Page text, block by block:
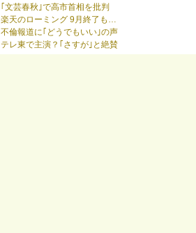
｢文芸春秋｣で高市首相を批判
楽天のローミング 9月終了も…
不倫報道に｢どうでもいい｣の声
テレ東で主演？｢さすが｣と絶賛